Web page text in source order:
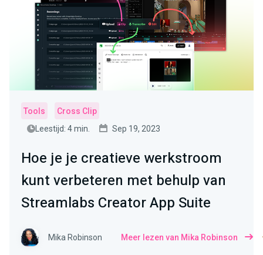
Tools
Cross Clip
Leestijd: 4 min.
Sep 19, 2023
Hoe je je creatieve werkstroom
kunt verbeteren met behulp van
Streamlabs Creator App Suite
Mika Robinson Meer lezen van Mika Robinson